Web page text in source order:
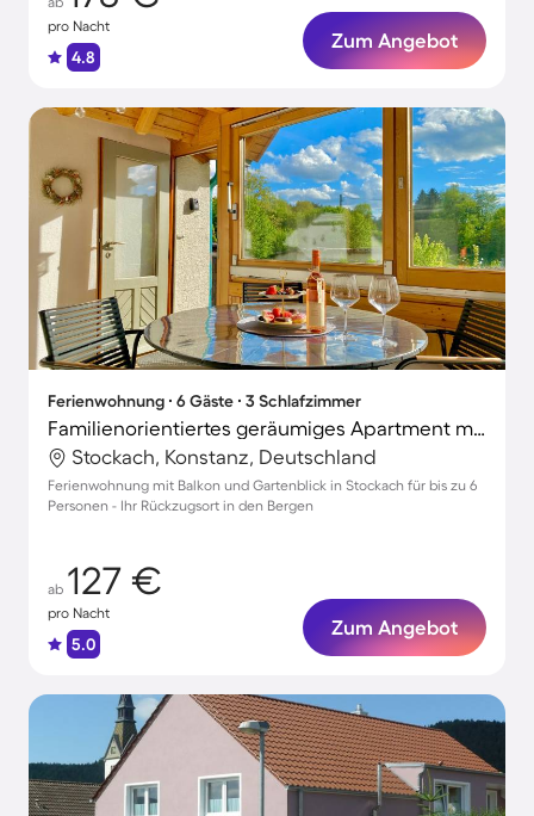
pro Nacht
4.8
Zum Angebot
Ferienwohnung ∙ 6 Gäste ∙ 3 Schlafzimmer
Familienorientiertes geräumiges Apartment mit schnellem Internet, Garten und Grill | Flussblick
Stockach, Konstanz, Deutschland
Ferienwohnung mit Balkon und Gartenblick in Stockach für bis zu 6
Personen - Ihr Rückzugsort in den Bergen
ab 127 €
pro Nacht
5.0
Zum Angebot